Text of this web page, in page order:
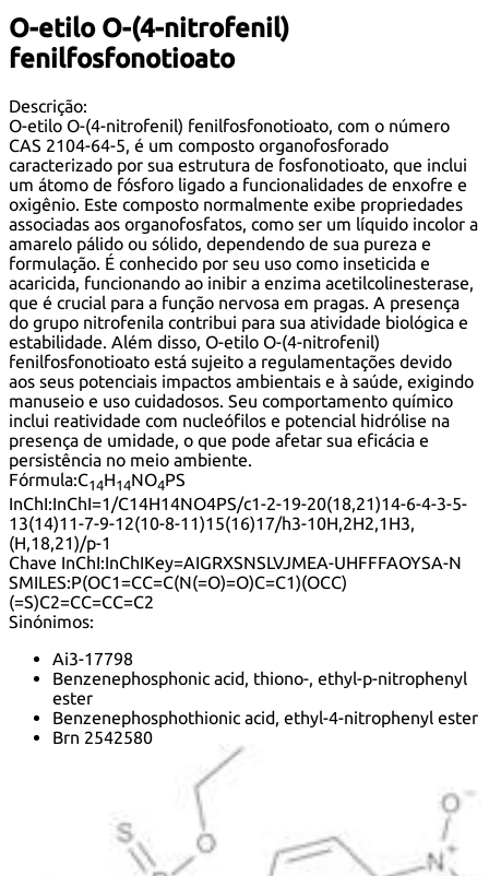
O-etilo O-(4-nitrofenil)
fenilfosfonotioato
Descrição:
O-etilo O-(4-nitrofenil) fenilfosfonotioato, com o número
CAS 2104-64-5, é um composto organofosforado
caracterizado por sua estrutura de fosfonotioato, que inclui
um átomo de fósforo ligado a funcionalidades de enxofre e
oxigênio. Este composto normalmente exibe propriedades
associadas aos organofosfatos, como ser um líquido incolor a
amarelo pálido ou sólido, dependendo de sua pureza e
formulação. É conhecido por seu uso como inseticida e
acaricida, funcionando ao inibir a enzima acetilcolinesterase,
que é crucial para a função nervosa em pragas. A presença
do grupo nitrofenila contribui para sua atividade biológica e
estabilidade. Além disso, O-etilo O-(4-nitrofenil)
fenilfosfonotioato está sujeito a regulamentações devido
aos seus potenciais impactos ambientais e à saúde, exigindo
manuseio e uso cuidadosos. Seu comportamento químico
inclui reatividade com nucleófilos e potencial hidrólise na
presença de umidade, o que pode afetar sua eficácia e
persistência no meio ambiente.
Fórmula:C14H14NO4PS
InChI:InChI=1/C14H14NO4PS/c1-2-19-20(18,21)14-6-4-3-5-
13(14)11-7-9-12(10-8-11)15(16)17/h3-10H,2H2,1H3,
(H,18,21)/p-1
Chave InChI:InChIKey=AIGRXSNSLVJMEA-UHFFFAOYSA-N
SMILES:P(OC1=CC=C(N(=O)=O)C=C1)(OCC)
(=S)C2=CC=CC=C2
Sinónimos:
Ai3-17798
Benzenephosphonic acid, thiono-, ethyl-p-nitrophenyl
ester
Benzenephosphothionic acid, ethyl-4-nitrophenyl ester
Brn 2542580
EPA Pesticide Chemical Code 041801
Ent 17,798